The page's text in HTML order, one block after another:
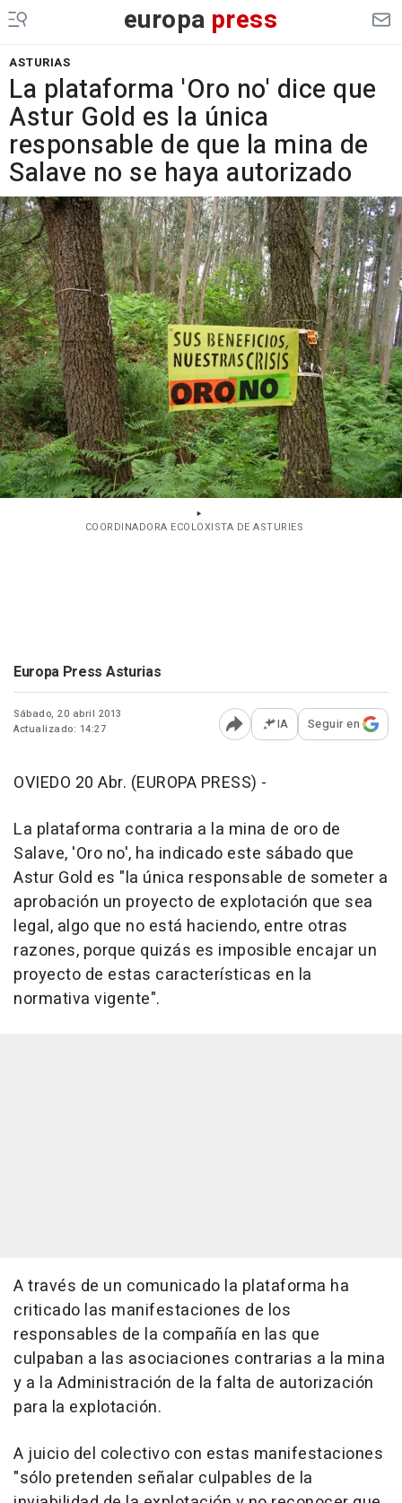
europa press
ASTURIAS
La plataforma 'Oro no' dice que
Astur Gold es la única
responsable de que la mina de
Salave no se haya autorizado
COORDINADORA ECOLOXISTA DE ASTURIES
Europa Press Asturias
Sábado, 20 abril 2013
Actualizado: 14:27
Abrir opciones para
IA Seguir en
OVIEDO 20 Abr. (EUROPA PRESS) -
La plataforma contraria a la mina de oro de
Salave, 'Oro no', ha indicado este sábado que
Astur Gold es "la única responsable de someter a
aprobación un proyecto de explotación que sea
legal, algo que no está haciendo, entre otras
razones, porque quizás es imposible encajar un
proyecto de estas características en la
normativa vigente".
A través de un comunicado la plataforma ha
criticado las manifestaciones de los
responsables de la compañía en las que
culpaban a las asociaciones contrarias a la mina
y a la Administración de la falta de autorización
para la explotación.
A juicio del colectivo con estas manifestaciones
"sólo pretenden señalar culpables de la